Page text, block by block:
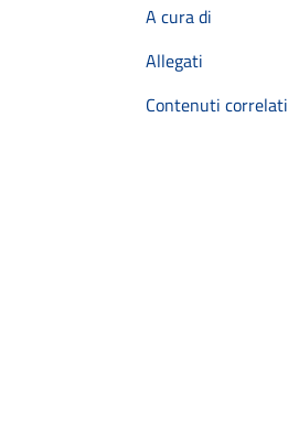
A cura di
Allegati
Contenuti correlati